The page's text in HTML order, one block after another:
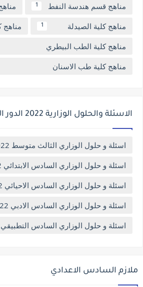
مناهج قسم هندسة النفط 1
مناهج كلية الصيدلة 1 مناهج
مناهج كلية الطب البيطري
مناهج كلية طب الاسنان
الاسئلة والحلول الوزارية 2022 الدور الاول
اسئلة و حلول الوزاري الثالث متوسط 2022 الدور الاول
اسئلة و حلول الوزاري السادس الابتدائي 2022 الدور الاول
اسئلة و حلول الوزاري السادس الاحيائي 2022 الدور الاول
اسئلة و حلول الوزاري السادس الادبي 2022 الدور الاول
اسئلة و حلول الوزاري السادس التطبيقي 2022 الدور الاول
ملازم السادس الاعدادي